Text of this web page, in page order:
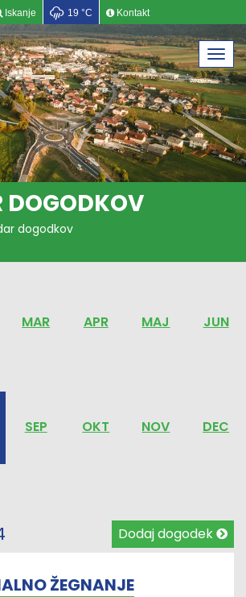
Iskanje 19 °C Kontakt
DOGODKOV
dogodkov
MAR APR MAJ JUN
SEP OKT NOV DEC
Dodaj dogodek
ŽEGNANJE